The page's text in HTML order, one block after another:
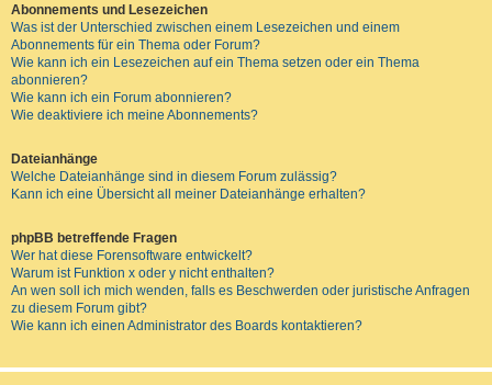
Abonnements und Lesezeichen
Was ist der Unterschied zwischen einem Lesezeichen und einem
Abonnements für ein Thema oder Forum?
Wie kann ich ein Lesezeichen auf ein Thema setzen oder ein Thema
abonnieren?
Wie kann ich ein Forum abonnieren?
Wie deaktiviere ich meine Abonnements?
Dateianhänge
Welche Dateianhänge sind in diesem Forum zulässig?
Kann ich eine Übersicht all meiner Dateianhänge erhalten?
phpBB betreffende Fragen
Wer hat diese Forensoftware entwickelt?
Warum ist Funktion x oder y nicht enthalten?
An wen soll ich mich wenden, falls es Beschwerden oder juristische Anfragen
zu diesem Forum gibt?
Wie kann ich einen Administrator des Boards kontaktieren?